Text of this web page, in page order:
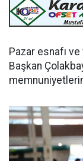
Pazar esnafı
Başkan